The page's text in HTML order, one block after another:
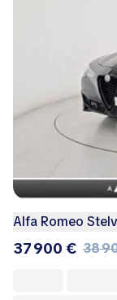
Alfa Romeo
37 900 € 38